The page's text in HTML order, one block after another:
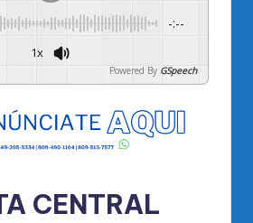
-:--
1x
Powered By GSpeech
CENTRAL